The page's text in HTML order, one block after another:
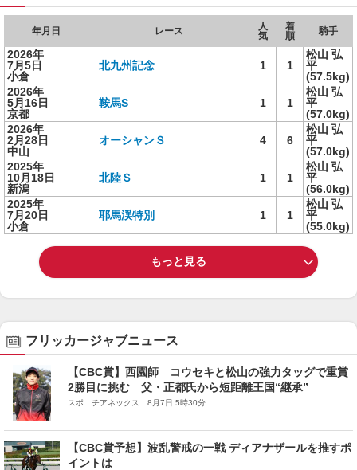
年月日 レース
人
気
着
順
騎手
2026年
7月5日
小倉
北九州記念 1 1
松山 弘
平
(57.5kg)
2026年
5月16日
京都
鞍馬S 1 1
松山 弘
平
(57.0kg)
2026年
2月28日
中山
オーシャンＳ 4 6
松山 弘
平
(57.0kg)
2025年
10月18日
新潟
北陸Ｓ 1 1
松山 弘
平
(56.0kg)
2025年
7月20日
小倉
耶馬渓特別 1 1
松山 弘
平
(55.0kg)
もっと見る
フリッカージャブニュース
【CBC賞】西園師 コウセキと松山の強力タッグで重賞
2勝目に挑む 父・正都氏から短距離王国“継承”
スポニチアネックス 8月7日 5時30分
【CBC賞予想】波乱警戒の一戦 ディアナザールを推すポ
イントは